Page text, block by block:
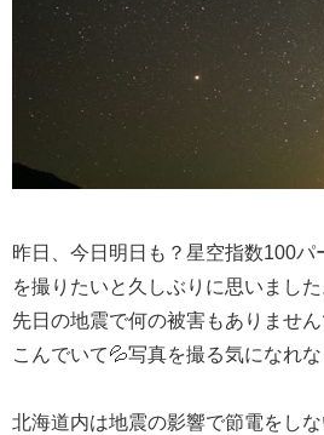
昨日、今日明日も？星空指数100
を撮りたいと久しぶりに思いました
先日の地震で何の被害もありませ
こんでいて💦写真を撮る気になれ
北海道内は地震の影響で節電をし